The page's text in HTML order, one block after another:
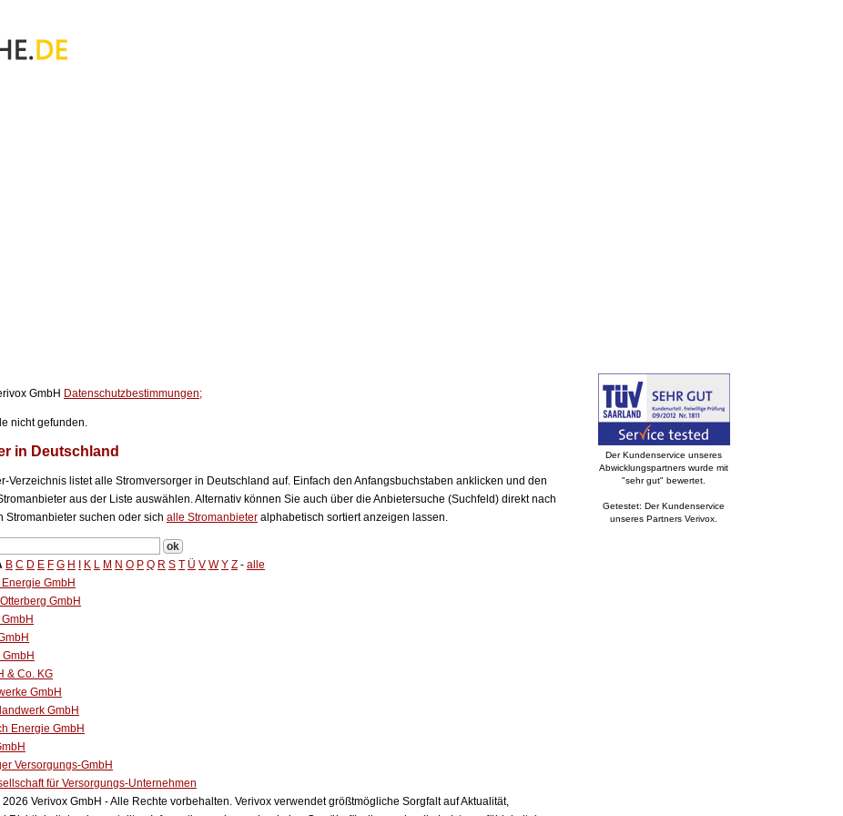
GmbH Datenschutzbestimmungen;
nicht gefunden.
in Deutschland
Verzeichnis listet alle Stromversorger in Deutschland auf. Einfach den Anfangsbuchstaben anklicken und den
aus der Liste auswählen. Alternativ können Sie auch über die Anbietersuche (Suchfeld) direkt nach
Stromanbieter suchen oder sich alle Stromanbieter alphabetisch sortiert anzeigen lassen.
B C D E F G H K L M N O P Q R S T Ü V W Y Z - alle
GmbH
GmbH
& Co. KG
GmbH
GmbH
Energie GmbH
Versorgungs-GmbH
für Versorgungs-Unternehmen
Verivox GmbH - Alle Rechte vorbehalten. Verivox verwendet größtmögliche Sorgfalt auf Aktualität,
Der Kundenservice unseres
Abwicklungspartners wurde mit
"sehr gut" bewertet.
Getestet: Der Kundenservice
unseres Partners Verivox.